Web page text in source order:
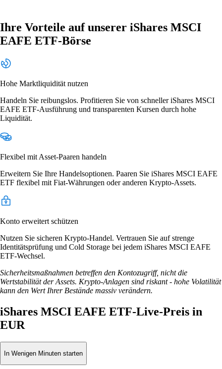
Ihre Vorteile auf unserer iShares MSCI
EAFE ETF-Börse
Hohe Marktliquidität nutzen
Handeln Sie reibungslos. Profitieren Sie von schneller iShares MSCI
EAFE ETF-Ausführung und transparenten Kursen durch hohe
Liquidität.
Flexibel mit Asset-Paaren handeln
Erweitern Sie Ihre Handelsoptionen. Paaren Sie iShares MSCI EAFE
ETF flexibel mit Fiat-Währungen oder anderen Krypto-Assets.
Konto erweitert schützen
Nutzen Sie sicheren Krypto-Handel. Vertrauen Sie auf strenge
Identitätsprüfung und Cold Storage bei jedem iShares MSCI EAFE
ETF-Wechsel.
Sicherheitsmaßnahmen betreffen den Kontozugriff, nicht die
Wertstabilität der Assets. Krypto-Anlagen sind riskant - hohe Volatilität
kann den Wert Ihrer Bestände massiv verändern.
iShares MSCI EAFE ETF-Live-Preis in
EUR
In Wenigen Minuten starten